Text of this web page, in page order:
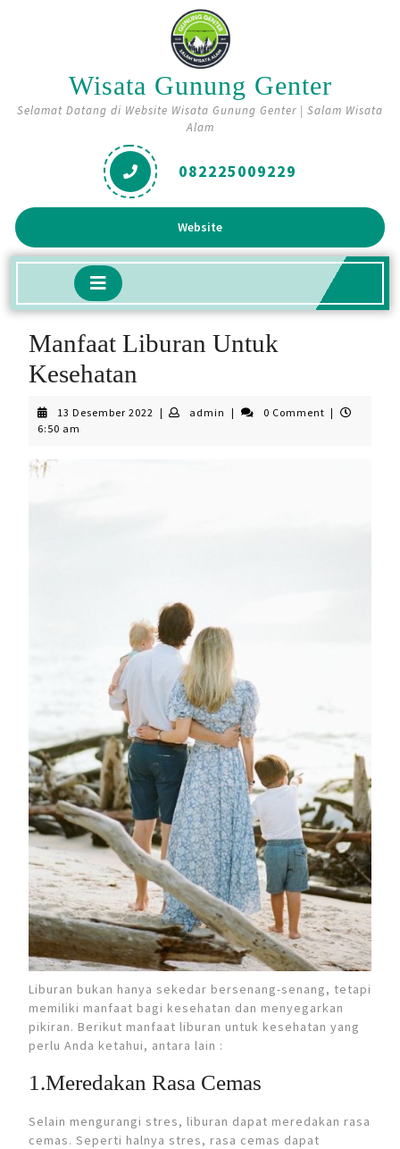
Wisata Gunung Genter
Selamat Datang di Website Wisata Gunung Genter | Salam Wisata
Alam
082225009229
WebsiteGet
A
Quote
Open
Button
Manfaat Liburan Untuk
Kesehatan
13 Desember 2022 13| admin admin
| 0 Comment |
6:50 am
Liburan bukan hanya sekedar bersenang-senang, tetapi
memiliki manfaat bagi kesehatan dan menyegarkan
pikiran. Berikut manfaat liburan untuk kesehatan yang
perlu Anda ketahui, antara lain :
1.Meredakan Rasa Cemas
Selain mengurangi stres, liburan dapat meredakan rasa
cemas. Seperti halnya stres, rasa cemas dapat